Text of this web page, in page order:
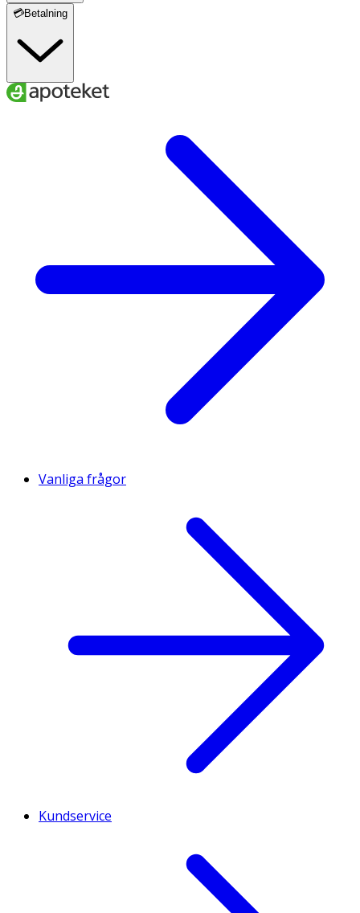
💳Betalning
Vanliga frågor
Kundservice